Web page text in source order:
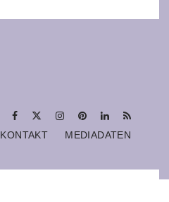
KONTAKT MEDIADATEN